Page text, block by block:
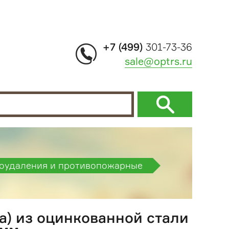
+7 (499) 301-73-36
sale@optrs.ru
и противопожарные
из оцинкованной стали